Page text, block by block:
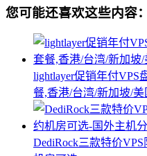
您可能还喜欢这些内容：
lightlayer促销年付VPS
餐,香港/台湾/新加坡/美
DediRock三款特价